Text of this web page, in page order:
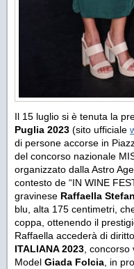
Il 15 luglio si è tenuta la
Puglia 2023 (sito ufficiale
di persone accorse in
del concorso nazionale
organizzato dalla Astro
contesto de “IN WINE
gravinese Raffaella
blu, alta 175 centimetri,
coppa, ottenendo il
Raffaella accederà di
ITALIANA 2023, concorso
Model Giada Folcia, in